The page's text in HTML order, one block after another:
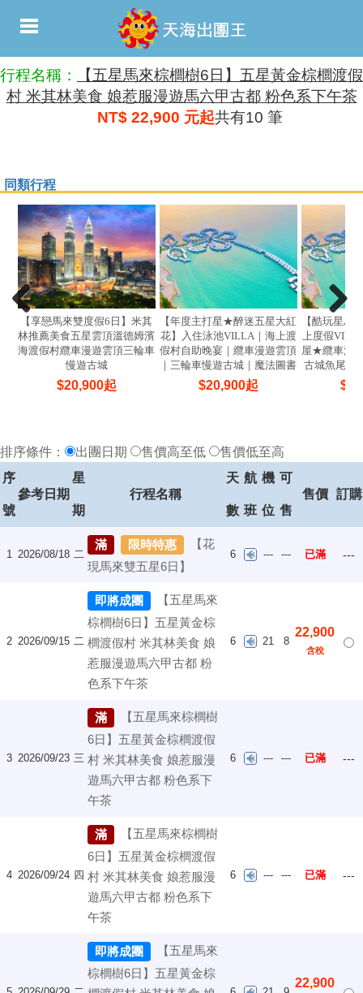
行程名稱：
【五星馬來棕櫚樹6日】五星黃金棕櫚渡假
村 米其林美食 娘惹服漫遊馬六甲古都 粉色系下午茶
NT$ 22,900 元起共有10 筆
同類行程
【享戀馬來雙度假6日】米其
林推薦美食五星雲頂溫德姆濱
海渡假村纜車漫遊雲頂三輪車
慢遊古城
$20,900起
【年度主打星★醉迷五星大紅
花】入住泳池VILLA｜海上渡
假村自助晚宴｜纜車漫遊雲頂
｜三輪車慢遊古城｜魔法圖書
館5日
$20,900起
【酷玩星馬
上度假
屋★纜車漫
古城魚尾獅
$
排序條件： 出團日期 售價高至低
售價低至高
序
號
參考日期
星
期
行程名稱
天
數
航
班
機
位
可
售
售價 訂購
1 2026/08/18 二
滿 限時特惠
【花
現馬來雙五星6日】
6 --- --- 已滿 ---
2 2026/09/15 二
即將成團
【五星馬來
棕櫚樹6日】五星黃金棕
櫚渡假村 米其林美食 娘
惹服漫遊馬六甲古都 粉
色系下午茶
6 21 8
22,900
含稅
3 2026/09/23 三
滿
【五星馬來棕櫚樹
6日】五星黃金棕櫚渡假
村 米其林美食 娘惹服漫
遊馬六甲古都 粉色系下
午茶
6 --- --- 已滿 ---
4 2026/09/24 四
滿
【五星馬來棕櫚樹
6日】五星黃金棕櫚渡假
村 米其林美食 娘惹服漫
遊馬六甲古都 粉色系下
午茶
6 --- --- 已滿 ---
即將成團
【五星馬來
棕櫚樹6日】五星黃金棕
22,900